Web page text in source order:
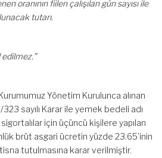
oranının fiilen çalışılan gün sayısı ile
tutarı.
Yönetim Kurulunca alınan
sayılı Karar ile yemek bedeli adı
için üçüncü kişilere yapılan
brüt asgari ücretin yüzde 23.65’inin
tutulmasına karar verilmiştir.